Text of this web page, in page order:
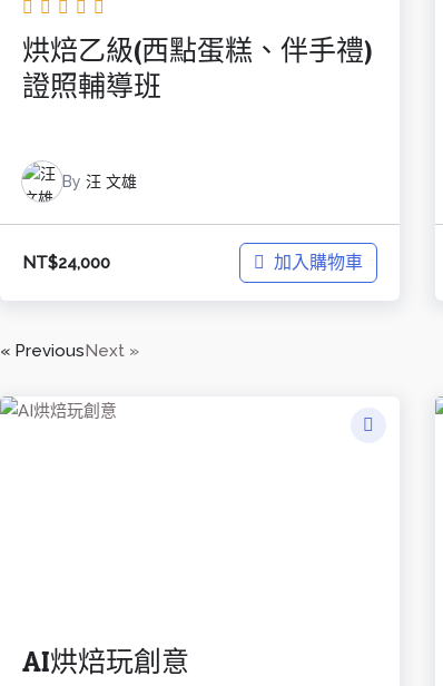
烘焙乙級(西點蛋糕、伴手禮)
證照輔導班
By 汪 文雄
NT$24,000 加入購物車
« PreviousNext »
AI烘焙玩創意